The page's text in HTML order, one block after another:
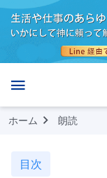
ホーム 朗読
目次